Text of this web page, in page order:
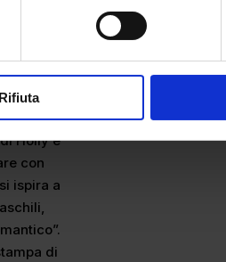
Rifiuta
riproducono
Holly e
con
ispira a
di